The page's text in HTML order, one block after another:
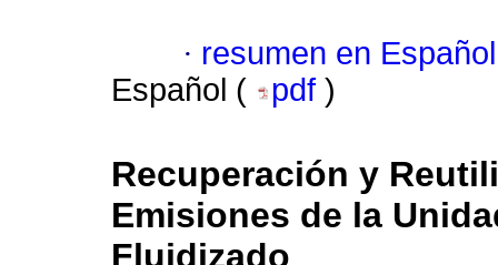
· resumen en Español
Español (
pdf )
Recuperación y
Emisiones de la
Fluidizado